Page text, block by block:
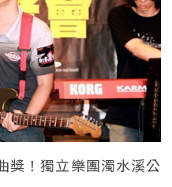
獎！獨立樂團濁水溪公